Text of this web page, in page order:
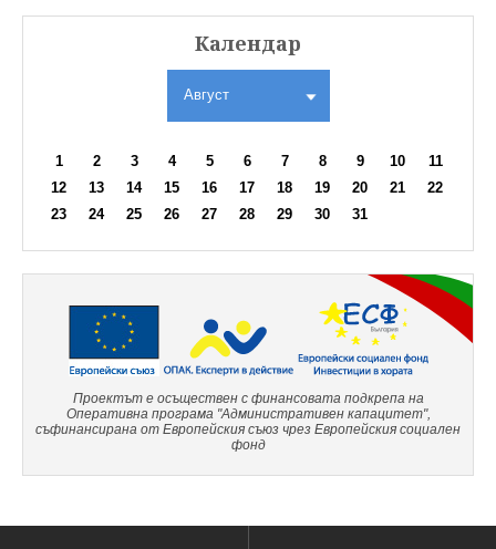
Календар
Август
1 2 3 4 5 6 7 8 9 10
11
12
13 14 15 16 17 18 19 20 21
22
23
24 25 26 27 28 29 30 31
Проектът е осъществен с финансовата подкрепа на
Оперативна програма "Административен капацитет",
съфинансирана от Европейския съюз чрез Европейския социален
фонд